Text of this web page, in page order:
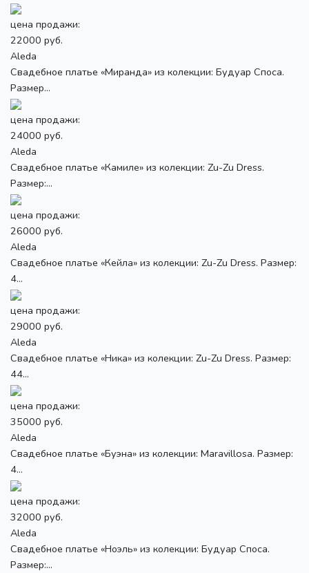
цена продажи:
22000 руб.
Aleda
Свадебное платье «Миранда» из колекции: Будуар Споса.
Размер...
цена продажи:
24000 руб.
Aleda
Свадебное платье «Камиле» из колекции: Zu-Zu Dress.
Размер:...
цена продажи:
26000 руб.
Aleda
Свадебное платье «Кейла» из колекции: Zu-Zu Dress. Размер:
4...
цена продажи:
29000 руб.
Aleda
Свадебное платье «Ника» из колекции: Zu-Zu Dress. Размер:
44...
цена продажи:
35000 руб.
Aleda
Свадебное платье «Буэна» из колекции: Maravillosa. Размер:
4...
цена продажи:
32000 руб.
Aleda
Свадебное платье «Ноэль» из колекции: Будуар Споса.
Размер:...